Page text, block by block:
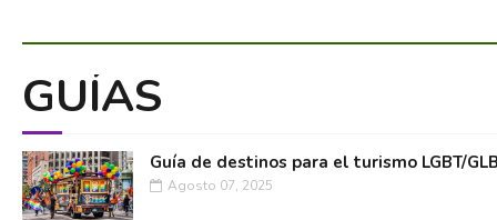
GUÍAS
Guía de destinos para el turismo LGBT/
Agosto 07, 2025